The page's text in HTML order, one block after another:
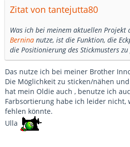
Zitat von tantejutta80
Was ich bei meinem aktuellen Projekt
Bernina nutze, ist die Funktion, die
die Positionierung des Stickmusters zu
Das nutze ich bei meiner Brother
Die Möglichkeit zu sticken/nähen
hat mein Oldie auch , benutze ich
Farbsortierung habe ich leider nicht,
fehlen könnte.
Ulla